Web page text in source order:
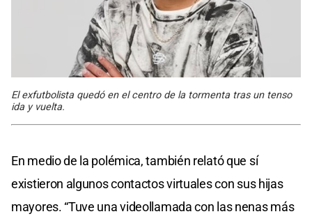
El exfutbolista quedó en el centro de la tormenta tras un tenso
ida y vuelta.
En medio de la polémica, también relató que sí
existieron algunos contactos virtuales con sus hijas
mayores. “Tuve una videollamada con las nenas más